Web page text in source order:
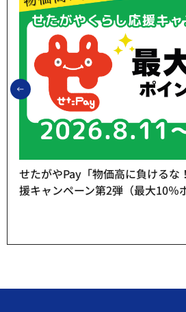
前のスライドを表示
せたがやPay「物価高に負けるな
援キャンペーン第2弾（最大10％